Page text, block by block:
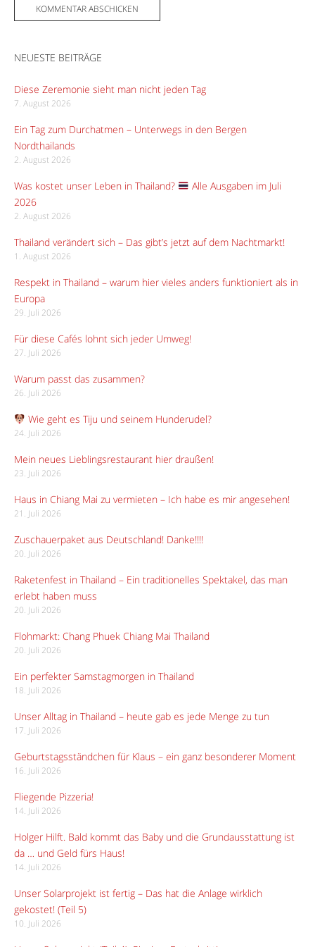
NEUESTE BEITRÄGE
Diese Zeremonie sieht man nicht jeden Tag
7. August 2026
Ein Tag zum Durchatmen – Unterwegs in den Bergen
Nordthailands
2. August 2026
Was kostet unser Leben in Thailand?
Alle Ausgaben im Juli
2026
2. August 2026
Thailand verändert sich – Das gibt’s jetzt auf dem Nachtmarkt!
1. August 2026
Respekt in Thailand – warum hier vieles anders funktioniert als in
Europa
29. Juli 2026
Für diese Cafés lohnt sich jeder Umweg!
27. Juli 2026
Warum passt das zusammen?
26. Juli 2026
Wie geht es Tiju und seinem Hunderudel?
24. Juli 2026
Mein neues Lieblingsrestaurant hier draußen!
23. Juli 2026
Haus in Chiang Mai zu vermieten – Ich habe es mir angesehen!
21. Juli 2026
Zuschauerpaket aus Deutschland! Danke!!!!
20. Juli 2026
Raketenfest in Thailand – Ein traditionelles Spektakel, das man
erlebt haben muss
20. Juli 2026
Flohmarkt: Chang Phuek Chiang Mai Thailand
20. Juli 2026
Ein perfekter Samstagmorgen in Thailand
18. Juli 2026
Unser Alltag in Thailand – heute gab es jede Menge zu tun
17. Juli 2026
Geburtstagsständchen für Klaus – ein ganz besonderer Moment
16. Juli 2026
Fliegende Pizzeria!
14. Juli 2026
Holger Hilft. Bald kommt das Baby und die Grundausstattung ist
da … und Geld fürs Haus!
14. Juli 2026
Unser Solarprojekt ist fertig – Das hat die Anlage wirklich
gekostet! (Teil 5)
10. Juli 2026